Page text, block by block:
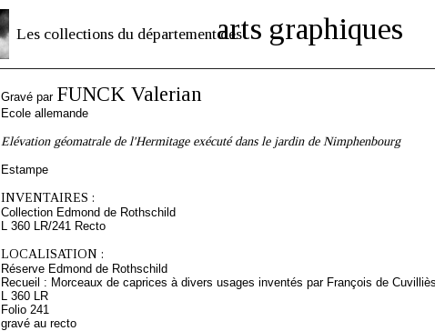
Les collections du département desarts graphiques
Gravé par FUNCK Valerian
Ecole allemande
Elévation géomatrale de l'Hermitage exécuté dans le jardin de Nimphenbourg
Estampe
INVENTAIRES :
Collection Edmond de Rothschild
L 360 LR/241 Recto
LOCALISATION :
Réserve Edmond de Rothschild
Recueil : Morceaux de caprices à divers usages inventés par François de
L 360 LR
Folio 241
gravé au recto